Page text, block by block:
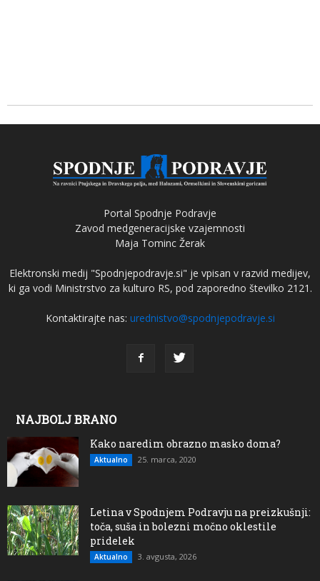
Portal Spodnje Podravje
Zavod medgeneracijske vzajemnosti
Maja Tominc Žerak
Elektronski medij "Spodnjepodravje.si" je vpisan v razvid medijev,
ki ga vodi Ministrstvo za kulturo RS, pod zaporedno številko 2121.
Kontaktirajte nas: urednistvo@spodnjepodravje.si
NAJBOLJ BRANO
Kako naredim obrazno masko doma?
Aktualno 25. marca, 2020
Letina v Spodnjem Podravju na preizkušnji:
toča, suša in bolezni močno oklestile
pridelek
Aktualno 3. avgusta, 2026